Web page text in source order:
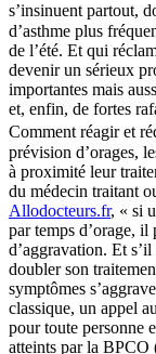
s’insinuent partout,
d’asthme plus
de l’été. Et qui
devenir un sérieux
importantes mais
et, enfin, de fortes
Comment réagir et
prévision d’orages,
à proximité leur
du médecin traitant
Allodocteurs.fr, « si
par temps d’orage, il
d’aggravation. Et
doubler son
symptômes
classique, un appel
pour toute personne
atteints par la BPCO